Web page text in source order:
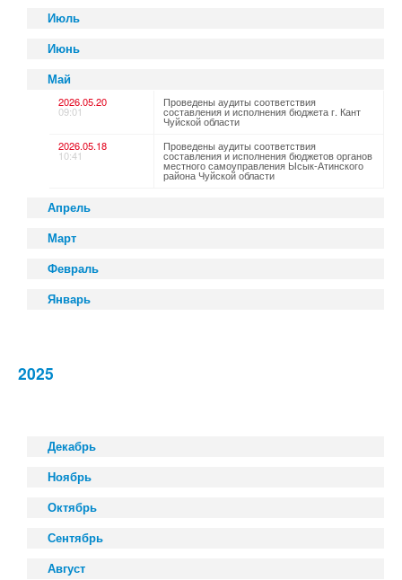
Июль
Июнь
Май
2026.05.20
09:01
Проведены аудиты соответствия
составления и исполнения бюджета г. Кант
Чуйской области
2026.05.18
10:41
Проведены аудиты соответствия
составления и исполнения бюджетов органов
местного самоуправления Ысык-Атинского
района Чуйской области
Апрель
Март
Февраль
Январь
2025
Декабрь
Ноябрь
Октябрь
Сентябрь
Август